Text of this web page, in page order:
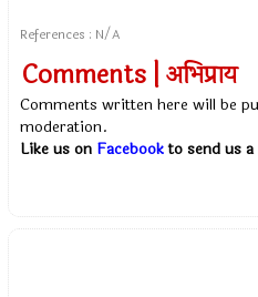
References : N/A
Comments | अभिप्राय
Comments written here will be
moderation.
Like us on Facebookto send us